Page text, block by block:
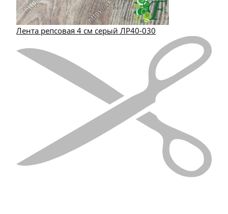
Лента репсовая 4 см серый ЛР40-030